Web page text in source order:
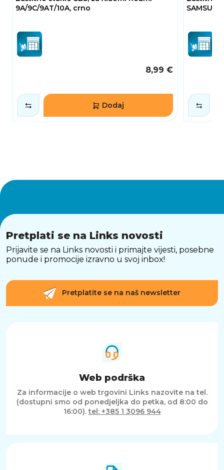
9A/9C/9AT/10A, crno
8,99 €
Dodaj
Pretplati se na Links novosti
Prijavite se na Links novosti i primajte vijesti, posebne
ponude i promocije izravno u svoj inbox!
Pretplatite se na naš newsletter
Web podrška
Za informacije o web trgovini Links nazovite na tel.
(dostupni smo od ponedjeljka do petka, od 8:00 do
16:00).tel: +385 1 3096 944